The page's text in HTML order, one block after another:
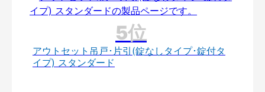
アウトセット吊戸･片引(錠なしタイプ･錠付タ
イプ) スタンダード